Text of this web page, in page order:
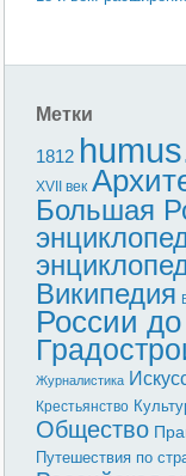
Метки
1812
XVII век
Большая
Википедия
России
Журналистика
Крестьянство
Общество
Путешествия по